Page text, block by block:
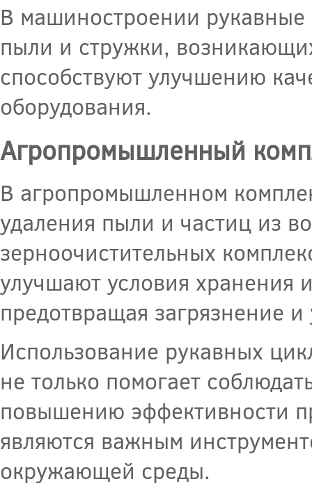
В машиностроении рукавные
пыли и стружки,
способствуют улучшению
оборудования.
Агропромышленный
В агропромышленном
удаления пыли и частиц из
зерноочистительных
улучшают условия хранения
предотвращая загрязнение
Использование рукавных
не только помогает
повышению эффективности
являются важным
окружающей среды.